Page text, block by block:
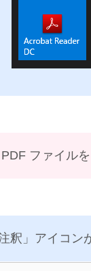
ファイル
釈」アイコン